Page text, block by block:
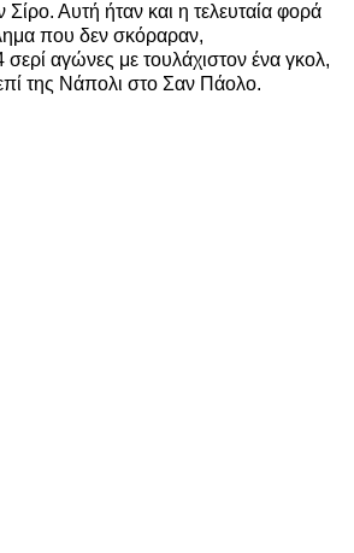
Αυτή ήταν και η τελευταία φορά
που δεν σκόραραν,
αγώνες με τουλάχιστον ένα γκολ,
της Νάπολι στο Σαν Πάολο.